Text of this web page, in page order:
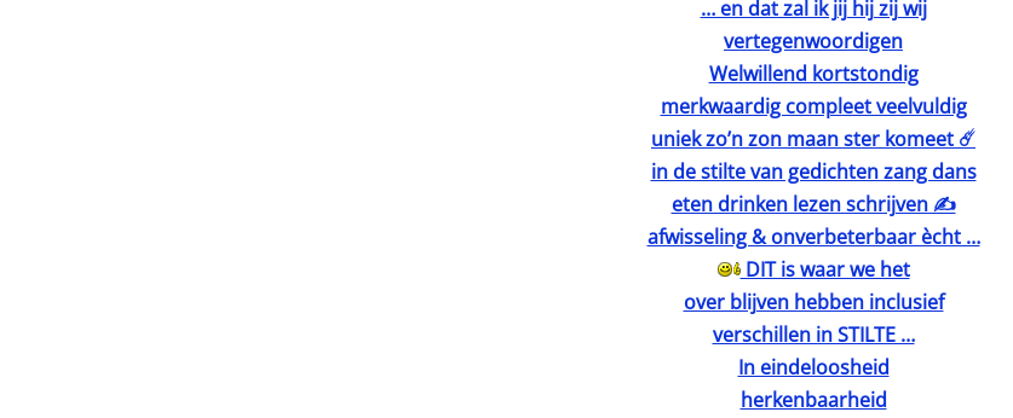
… en dat zal ik jij hij zij wij
vertegenwoordigen
Welwillend kortstondig
merkwaardig compleet veelvuldig
uniek zo’n zon maan ster komeet ☄️
in de stilte van gedichten zang dans
eten drinken lezen schrijven ✍️
afwisseling & onverbeterbaar ècht …
DIT is waar we het
over blijven hebben inclusief
verschillen in STILTE …
In eindeloosheid
herkenbaarheid